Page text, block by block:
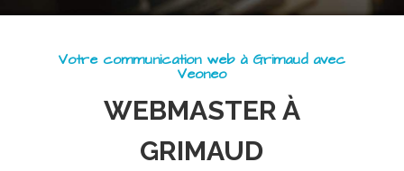
Réseaux
Audit
Votre communication web à Grimaud avec
Veoneo
WEBMASTER À
GRIMAUD